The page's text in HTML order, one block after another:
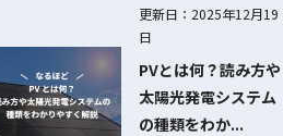
更新日：2025年12月19
日
PVとは何？読み方や
太陽光発電システム
の種類をわか...